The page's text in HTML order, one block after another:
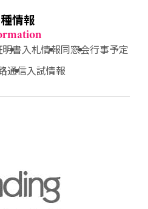
情報
書入札情報同窓会行事予定
通信入試情報